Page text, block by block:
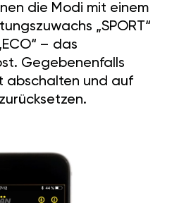
die Modi mit einem
„SPORT“
– das
Gegebenenfalls
abschalten und auf